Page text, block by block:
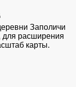
Заполичи
для расширения
карты.